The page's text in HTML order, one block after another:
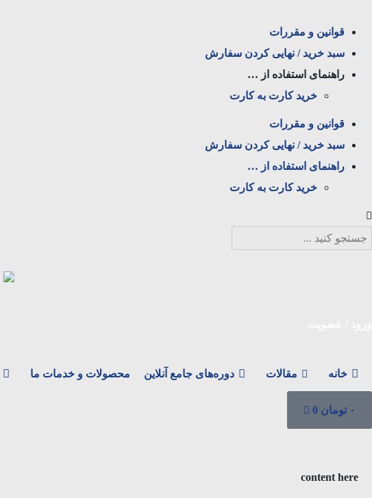
قوانین و مقررات
سبد خرید / نهایی کردن سفارش
راهنمای استفاده از …
خرید کارت به کارت
قوانین و مقررات
سبد خرید / نهایی کردن سفارش
راهنمای استفاده از …
خرید کارت به کارت
خانه مقالات دوره‌های جامع آنلاین محصولات و خدمات ما
۰ تومان 0
content here